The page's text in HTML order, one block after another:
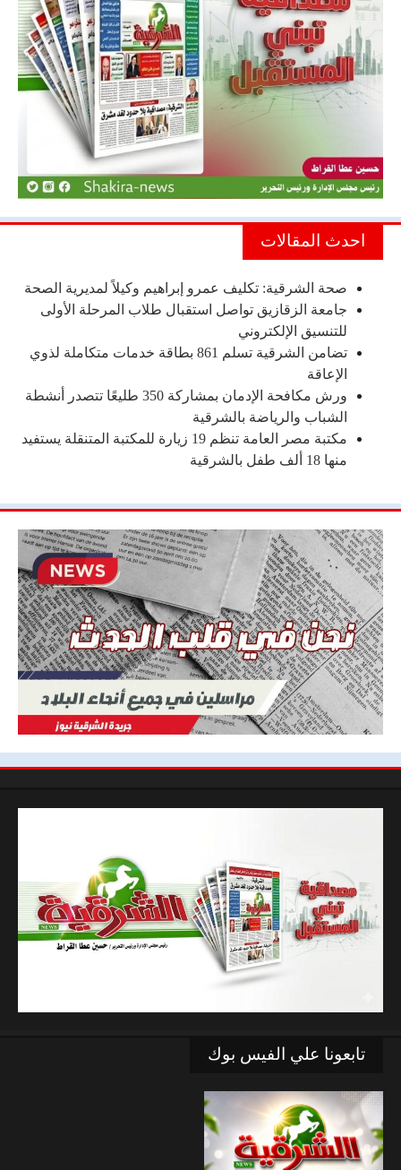
احدث المقالات
صحة الشرقية: تكليف عمرو إبراهيم وكيلاً لمديرية الصحة
جامعة الزقازيق تواصل استقبال طلاب المرحلة الأولى
للتنسيق الإلكتروني
تضامن الشرقية تسلم 861 بطاقة خدمات متكاملة لذوي
الإعاقة
ورش مكافحة الإدمان بمشاركة 350 طليعًا تتصدر أنشطة
الشباب والرياضة بالشرقية
مكتبة مصر العامة تنظم 19 زيارة للمكتبة المتنقلة يستفيد
منها 18 ألف طفل بالشرقية
تابعونا علي الفيس بوك